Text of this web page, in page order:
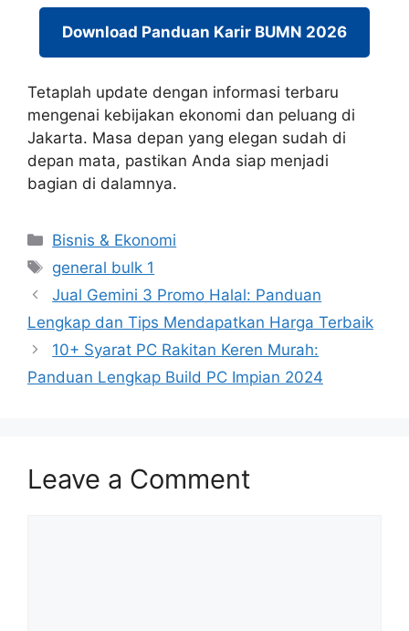
Download Panduan Karir BUMN 2026
Tetaplah update dengan informasi terbaru
mengenai kebijakan ekonomi dan peluang di
Jakarta. Masa depan yang elegan sudah di
depan mata, pastikan Anda siap menjadi
bagian di dalamnya.
Categories
Bisnis & Ekonomi
Tags
general bulk 1
Jual Gemini 3 Promo Halal: Panduan
Lengkap dan Tips Mendapatkan Harga Terbaik
10+ Syarat PC Rakitan Keren Murah:
Panduan Lengkap Build PC Impian 2024
Leave a Comment